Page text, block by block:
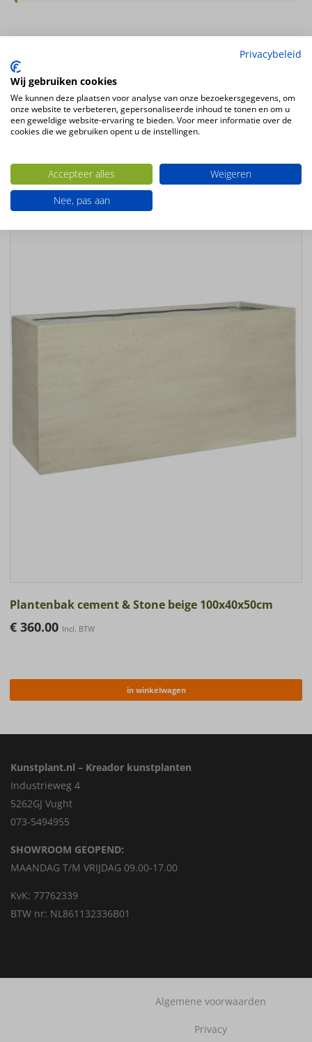
Hoogte
13cm
Kleur
Zwart
Ook interessant
Plantenbak cement & Stone beige 100x40x50cm
€ 360.00 Incl. BTW
in winkelwagen
Kunstplant.nl – Kreador kunstplanten
Industrieweg 4
5262GJ Vught
073-5494955
SHOWROOM GEOPEND:
MAANDAG T/M VRIJDAG 09.00-17.00
KvK: 77762339
BTW nr: NL861132336B01
Algemene voorwaarden
Privacy
Privacybeleid
Wij gebruiken cookies
We kunnen deze plaatsen voor analyse van onze bezoekersgegevens, om
onze website te verbeteren, gepersonaliseerde inhoud te tonen en om u
een geweldige website-ervaring te bieden. Voor meer informatie over de
cookies die we gebruiken opent u de instellingen.
Accepteer alles
Weigeren
Nee, pas aan